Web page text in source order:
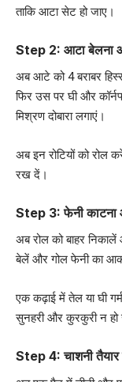
ताकि आटा सेट हो जाए।
Step 2: आटा बेलना
अब आटे को 4 बराबर
फिर उस पर घी और
मिश्रण दोबारा लगाएं।
अब इन रोटियों को
रख दें।
Step 3: फेनी काटना
अब रोल को बाहर
बेलें और गोल फेनी का
एक कढ़ाई में तेल या घी
सुनहरी और कुरकुरी न हो
Step 4: चाशनी